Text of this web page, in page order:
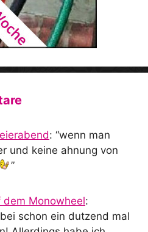
: “wenn man
und keine ahnung von
”
dem Monowheel:
schon ein dutzend mal